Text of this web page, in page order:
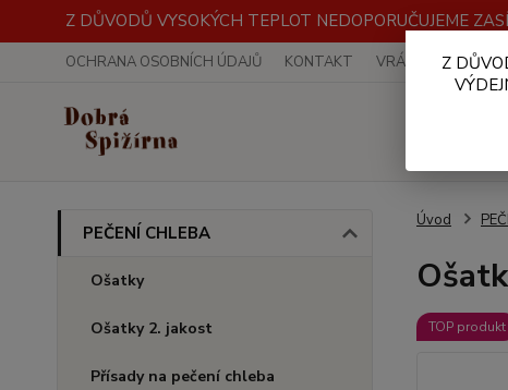
Z DŮVODŮ VYSOKÝCH TEPLOT NEDOPORUČUJEME
OCHRANA OSOBNÍCH ÚDAJŮ KONTAKT VRÁCENÍ ZBOŽÍ
PEČENÍ CHLEBA
Ošatky
Ošatky 2. jakost
Přísady na pečení chleba
Úvod
TOP produkt
Z